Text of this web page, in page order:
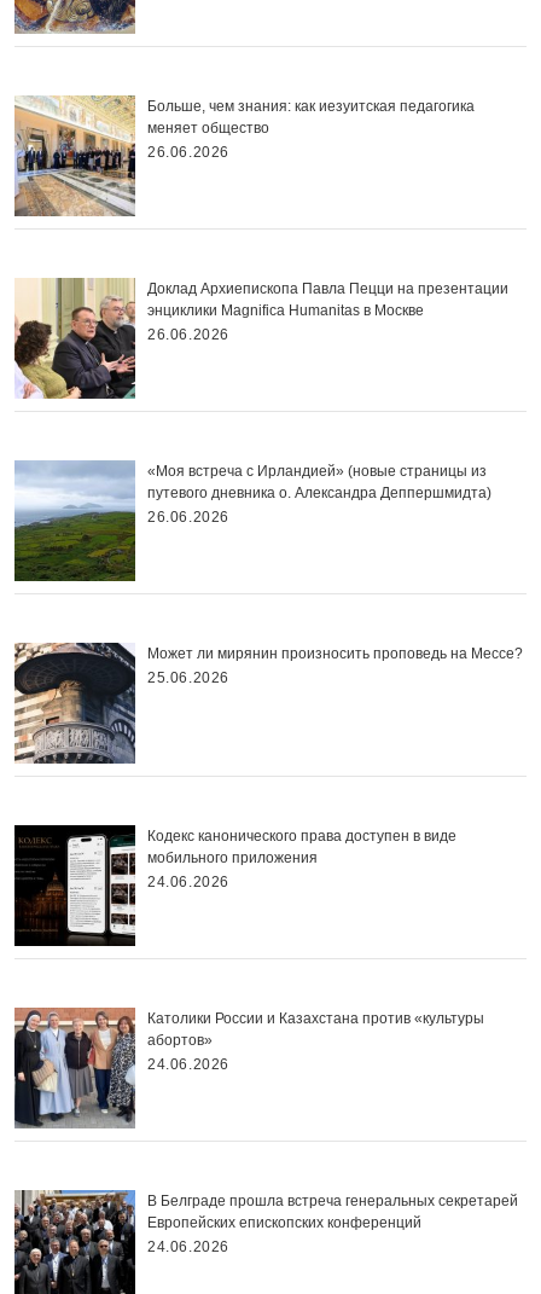
Больше, чем знания: как иезуитская педагогика
меняет общество
26.06.2026
Доклад Архиепископа Павла Пецци на презентации
энциклики Magnifica Нumanitas в Москве
26.06.2026
«Моя встреча с Ирландией» (новые страницы из
путевого дневника о. Александра Деппершмидта)
26.06.2026
Может ли мирянин произносить проповедь на Мессе?
25.06.2026
Кодекс канонического права доступен в виде
мобильного приложения
24.06.2026
Католики России и Казахстана против «культуры
абортов»
24.06.2026
В Белграде прошла встреча генеральных секретарей
Европейских епископских конференций
24.06.2026